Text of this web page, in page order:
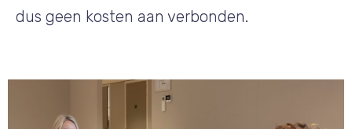
dus geen kosten aan verbonden.